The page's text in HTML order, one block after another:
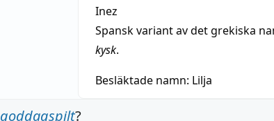
Inez
Spansk variant av det grekiska
kysk.
Besläktade namn: Lilja
goddagspilt?